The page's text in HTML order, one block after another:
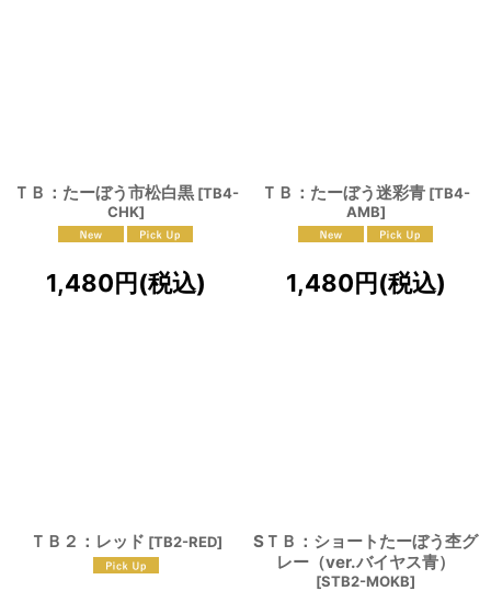
ＴＢ：たーぼう市松白黒 [TB4-
CHK]
1,480円(税込)
ＴＢ：たーぼう迷彩青 [TB4-
AMB]
1,480円(税込)
ＴＢ２：レッド [TB2-RED]
SＴＢ：ショートたーぼう杢グ
レー（ver.バイヤス青）
[STB2-MOKB]